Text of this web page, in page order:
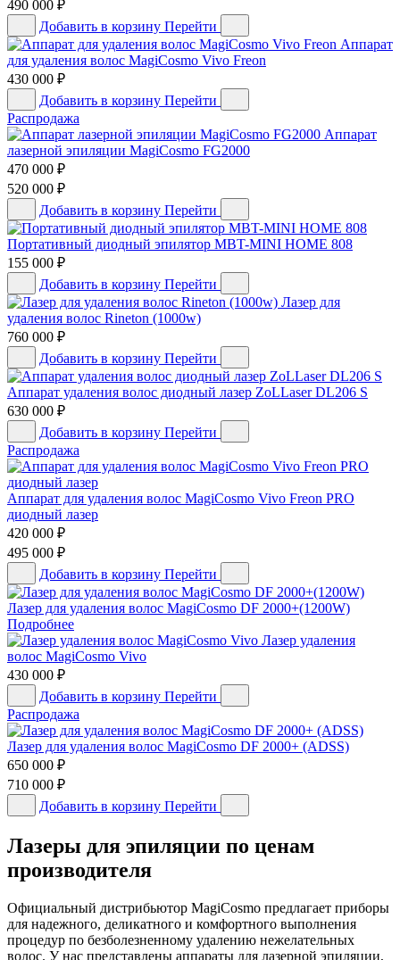
490 000 ₽
Добавить в корзину Перейти
Аппарат
для удаления волос MagiCosmo Vivo Freon
430 000 ₽
Добавить в корзину Перейти
Распродажа
Аппарат
лазерной эпиляции MagiCosmo FG2000
470 000 ₽
520 000 ₽
Добавить в корзину Перейти
Портативный диодный эпилятор MBT-MINI HOME 808
155 000 ₽
Добавить в корзину Перейти
Лазер для
удаления волос Rineton (1000w)
760 000 ₽
Добавить в корзину Перейти
Аппарат удаления волос диодный лазер ZoLLaser DL206 S
630 000 ₽
Добавить в корзину Перейти
Распродажа
Аппарат для удаления волос MagiCosmo Vivo Freon PRO
диодный лазер
420 000 ₽
495 000 ₽
Добавить в корзину Перейти
Лазер для удаления волос MagiCosmo DF 2000+(1200W)
Подробнее
Лазер удаления
волос MagiCosmo Vivo
430 000 ₽
Добавить в корзину Перейти
Распродажа
Лазер для удаления волос MagiCosmo DF 2000+ (ADSS)
650 000 ₽
710 000 ₽
Добавить в корзину Перейти
Лазеры для эпиляции по ценам
производителя
Официальный дистрибьютор MagiCosmo предлагает приборы
для надежного, деликатного и комфортного выполнения
процедур по безболезненному удалению нежелательных
волос. У нас представлены аппараты для лазерной эпиляции,